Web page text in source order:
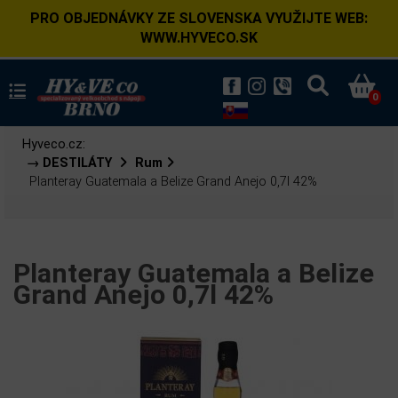
PRO OBJEDNÁVKY ZE SLOVENSKA VYUŽIJTE WEB:
WWW.HYVECO.SK
0
Hyveco.cz:
→ DESTILÁTY
Rum
Planteray Guatemala a Belize Grand Anejo 0,7l 42%
Planteray Guatemala a Belize
Grand Anejo 0,7l 42%